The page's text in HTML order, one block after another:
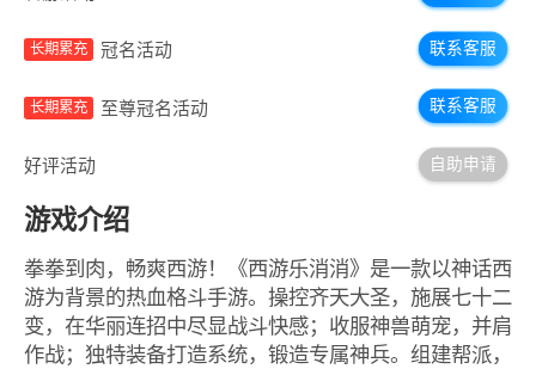
长期累充 冠名活动 联系客服
长期累充 至尊冠名活动 联系客服
好评活动 自助申请
游戏介绍
拳拳到肉，畅爽西游！《西游乐消消》是一款以神话西
游为背景的热血格斗手游。操控齐天大圣，施展七十二
变，在华丽连招中尽显战斗快感；收服神兽萌宠，并肩
作战；独特装备打造系统，锻造专属神兵。组建帮派，